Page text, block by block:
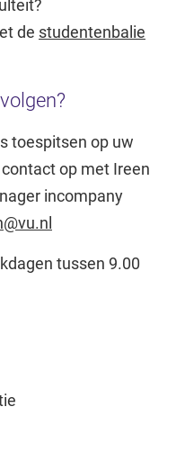
de studentenbalie
toespitsen op uw
op met Ireen
incompany
tussen 9.00